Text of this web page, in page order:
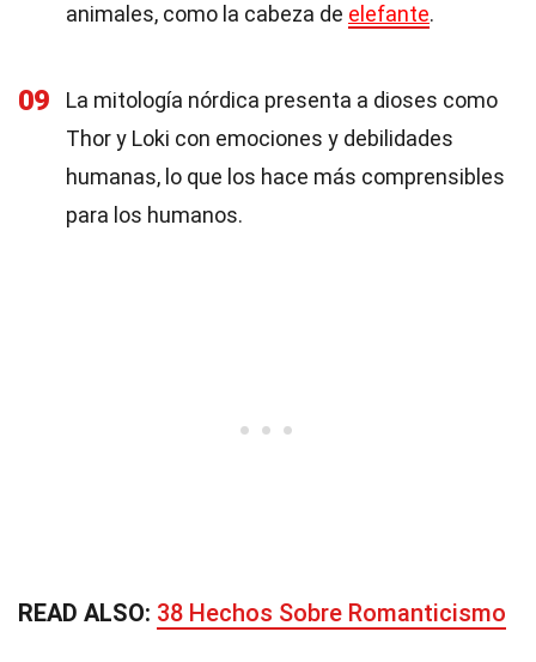
animales, como la cabeza de elefante.
09
La mitología nórdica presenta a dioses como
Thor y Loki con emociones y debilidades
humanas, lo que los hace más comprensibles
para los humanos.
READ ALSO: 38 Hechos Sobre Romanticismo